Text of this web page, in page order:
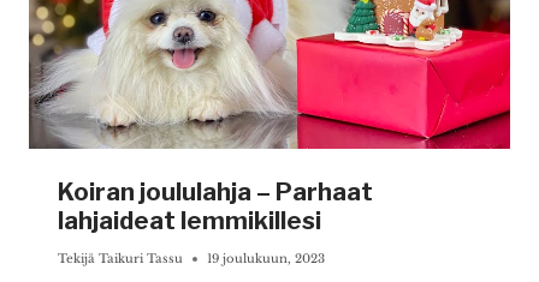
Koiran joululahja – Parhaat
lahjaideat lemmikillesi
Tekijä Taikuri Tassu 19 joulukuun, 2023